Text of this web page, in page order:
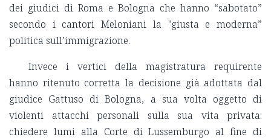
dei giudici di Roma e Bologna che hanno “sabotato”
secondo i cantori Meloniani la "giusta e moderna”
politica sull’immigrazione.
Invece i vertici della magistratura requirente
hanno ritenuto corretta la decisione già adottata dal
giudice Gattuso di Bologna, a sua volta oggetto di
violenti attacchi personali sulla sua vita privata:
chiedere lumi alla Corte di Lussemburgo al fine di